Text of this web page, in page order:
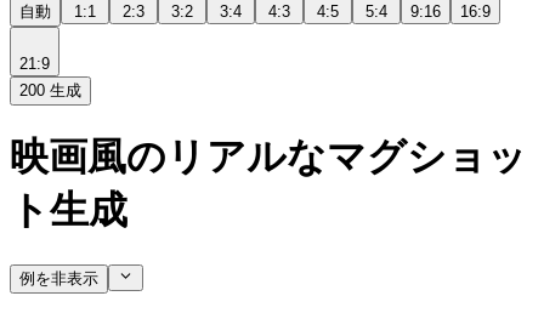
自動 1:1 2:3 3:2 3:4 4:3 4:5 5:4 9:16 16:9
21:9
200 生成
映画風のリアルなマグショッ
ト生成
例を非表示